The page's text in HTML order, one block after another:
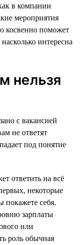
в компании
мероприятия
косвенно поможет
интересна
нельзя
с вакансией
не ответят
под понятие
ответить на всё
некоторые
покажете себя.
зарплаты
или
роль обычная